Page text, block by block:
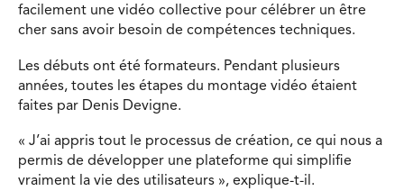
facilement une vidéo collective pour célébrer un être
cher sans avoir besoin de compétences techniques.
Les débuts ont été formateurs. Pendant plusieurs
années, toutes les étapes du montage vidéo étaient
faites par Denis Devigne.
« J’ai appris tout le processus de création, ce qui nous a
permis de développer une plateforme qui simplifie
vraiment la vie des utilisateurs », explique-t-il.